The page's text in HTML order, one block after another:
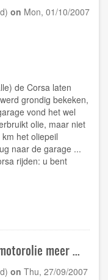
on Mon, 01/10/2007
de Corsa laten
grondig bekeken,
vond het wel
olie, maar niet
het oliepeil
naar de garage ...
rijden: u bent
meer ...
on Thu, 27/09/2007